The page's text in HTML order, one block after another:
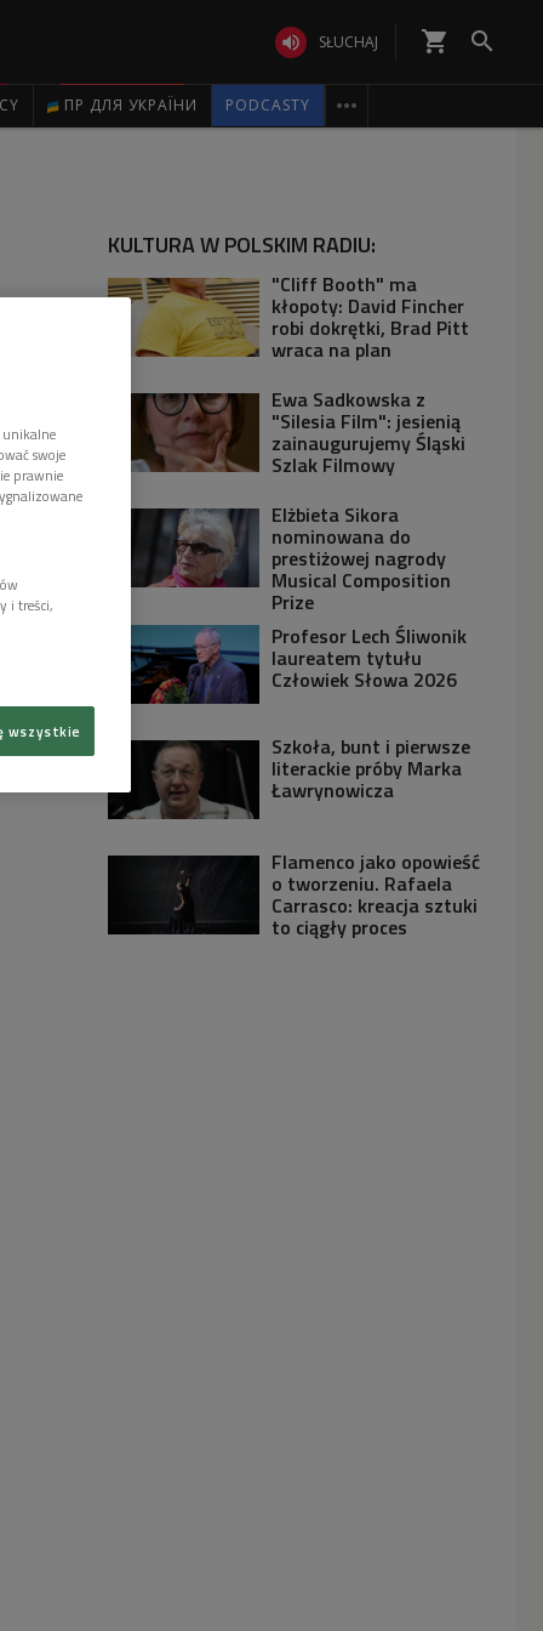
 SŁUCHAJ shopping_cart 
ПР ДЛЯ УКРАЇНИ PODCASTY 
KULTURA W POLSKIM RADIU:
"Cliff Booth" ma
kłopoty: David Fincher
robi dokrętki, Brad Pitt
wraca na plan
Ewa Sadkowska z
"Silesia Film": jesienią
zainaugurujemy Śląski
Szlak Filmowy
Elżbieta Sikora
nominowana do
prestiżowej nagrody
Musical Composition
Prize
Profesor Lech Śliwonik
laureatem tytułu
Człowiek Słowa 2026
Szkoła, bunt i pierwsze
literackie próby Marka
Ławrynowicza
Flamenco jako opowieść
o tworzeniu. Rafaela
Carrasco: kreacja sztuki
to ciągły proces
swoje
prawnie
i treści,
wszystkie